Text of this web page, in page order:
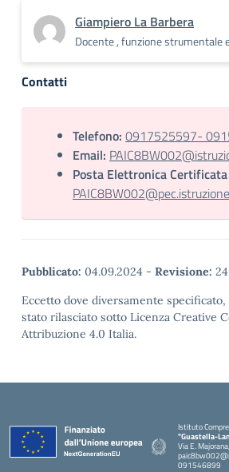
Giampiero La Barbera
Docente , funzione strumentale
Contatti
Telefono: 0917525597-
Email:
Posta Elettronica Certificata
Pubblicato: 04.09.2024 - Revisione:
Eccetto dove diversamente
stato rilasciato sotto Licenza Creative
Attribuzione 4.0 Italia.
Istituto
"Guastella-
Via E.
091546899